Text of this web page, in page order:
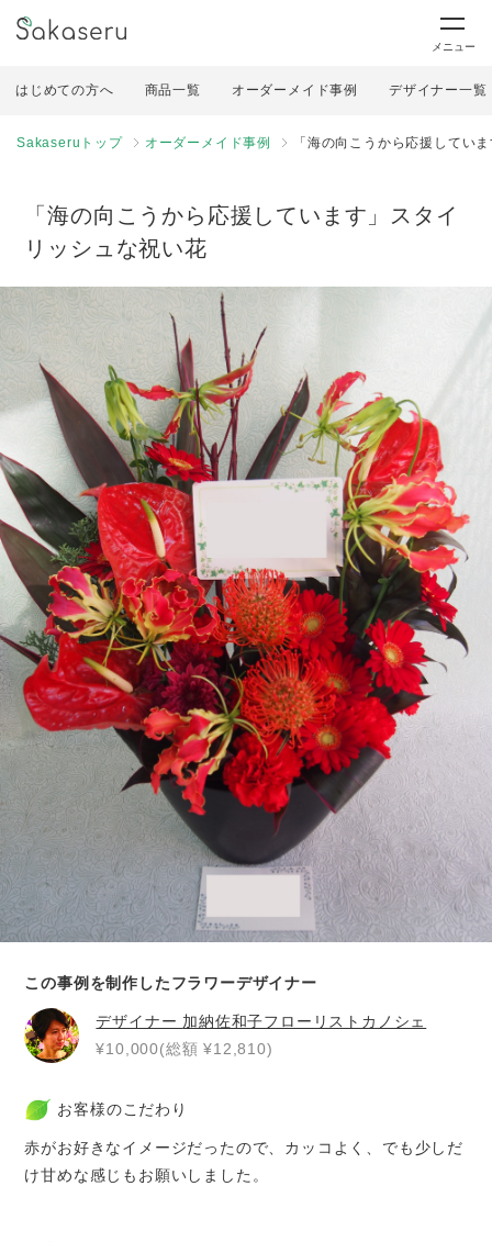
メニュー
はじめての方へ 商品一覧 オーダーメイド事例 デザイナー一覧
Sakaseruトップ オーダーメイド事例 「海の向こうから応援してい
「海の向こうから応援しています」スタイ
リッシュな祝い花
この事例を制作したフラワーデザイナー
デザイナー 加納佐和子フローリストカノシェ
¥10,000(総額 ¥12,810)
お客様のこだわり
赤がお好きなイメージだったので、カッコよく、でも少しだ
け甘めな感じもお願いしました。